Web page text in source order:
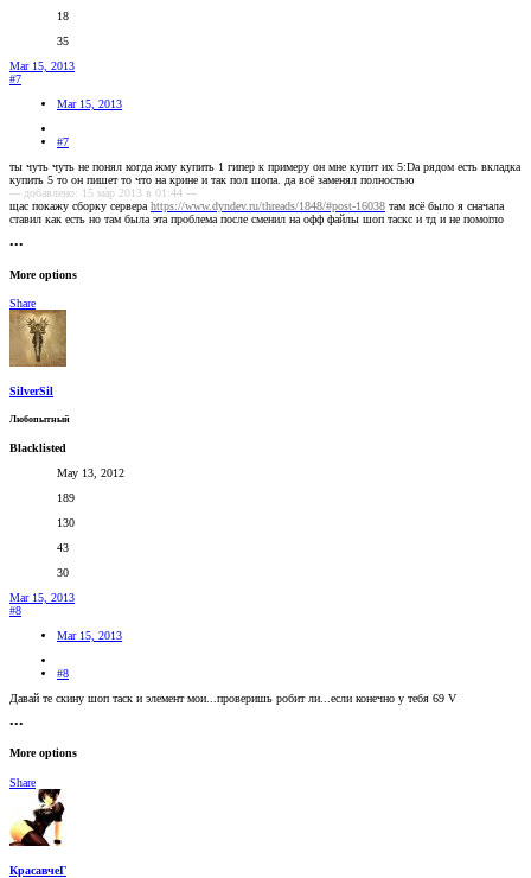
18
35
Mar 15, 2013
#7
Mar 15, 2013
#7
ты чуть чуть не понял когда жму купить 1 гипер к примеру он мне купит их 5:Dа рядом есть вкладка
купить 5 то он пишет то что на крине и так пол шопа. да всё заменял полностью
--- добавлено: 15 мар 2013 в 01:44 ---
щас покажу сборку сервераhttps://www.dyndev.ru/threads/1848/#post-16038 там всё было я сначала
ставил как есть но там была эта проблема после сменил на офф файлы шоп таскс и тд и не помогло
•••
More options
Share
SilverSil
Любопытный
Blacklisted
May 13, 2012
189
130
43
30
Mar 15, 2013
#8
Mar 15, 2013
#8
Давай те скину шоп таск и элемент мои...проверишь робит ли...если конечно у тебя 69 V
•••
More options
Share
КрасавчеГ